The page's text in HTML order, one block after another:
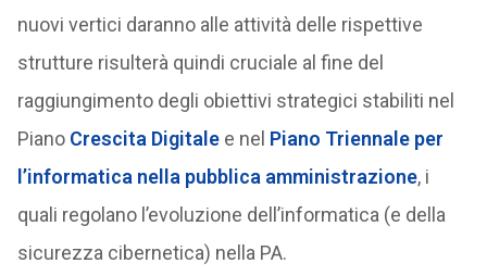
nuovi vertici daranno alle attività delle rispettive
strutture risulterà quindi cruciale al fine del
raggiungimento degli obiettivi strategici stabiliti nel
Piano Crescita Digitalee nel Piano Triennale per
l’informatica nella pubblica amministrazione, i
quali regolano l’evoluzione dell’informatica (e della
sicurezza cibernetica) nella PA.